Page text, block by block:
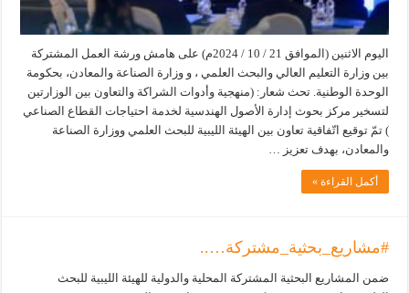
اليوم الاثنين (الموافق 21 / 10 / 2024م) على هامش ورشة العمل المشتركة
بين وزارة التعليم العالي والبحث العلمي ، و وزارة الصناعة والمعادن، بحكومة
الوحدة الوطنية. تحث شعار: (منهجية وأدوات الشراكة والتعاون بين الوزارتين
لتسخير مركز بحوث إدارة الأصول الهندسية لخدمة احتياجات القطاع الصناعي
) تمّ توقيع اتّفاقية تعاون بين الهيئة الليبية للبحث العلمي ووزارة الصناعة
والمعادن، بهدف تعزيز …
أكمل القراءة »
#مشاريع_بحثية_مشتركة…..
ضمن المشاريع البحثية المشتركة المحلية والدولية للهيئة الليبية للبحث